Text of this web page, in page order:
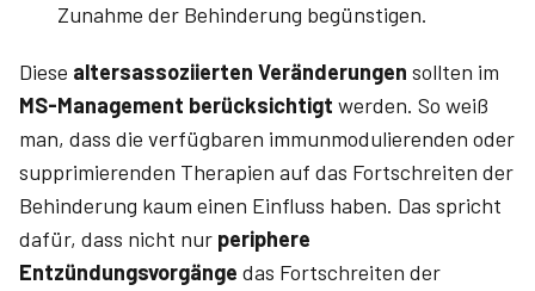
Zunahme der Behinderung begünstigen.
Diese altersassoziierten Veränderungen sollten im
MS-Management berücksichtigt werden. So weiß
man, dass die verfügbaren immunmodulierenden oder
supprimierenden Therapien auf das Fortschreiten der
Behinderung kaum einen Einfluss haben. Das spricht
dafür, dass nicht nur periphere
Entzündungsvorgänge das Fortschreiten der